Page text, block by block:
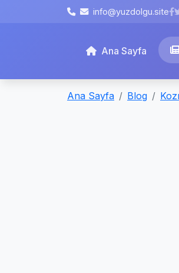
info@yuzdolgu.site
Ana Sayfa
Ana Sayfa Blog